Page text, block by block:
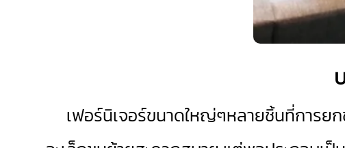
เฟอร์นิเจอร์ขนาดใหญ่ๆหลายชิ้นที่การยก